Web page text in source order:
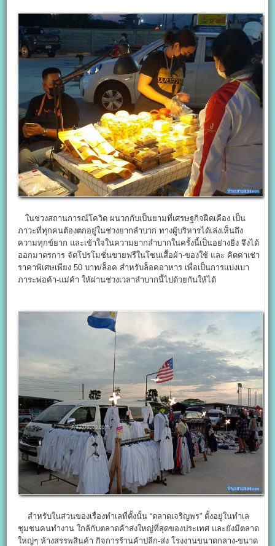
ในช่วงสถานการณ์โควิด ผนวกกับเป็นยามที่เศรษฐกิจฝืดเคือง เป็น
ภาวะที่ทุกคนต้องตกอยู่ในช่วงยากลำบาก ทางผู้บริหารได้เล่งเห็นถึง
ความทุกข์ยาก และเข้าใจในความยากลำบากในครั้งนี้เป็นอย่างยิ่ง จึงได้
ออกมาตรการ จัดโปรโมชั่นขายฟรีในโซนเสื้อผ้า-ของใช้ และ คิดค่าเช่า
ราคาพิเศษเพียง 50 บาท/ล็อค สำหรับล็อคอาหาร เพื่อเป็นการแบ่งเบา
ภาระพ่อค้า-แม่ค้า ให้ผ่านช่วงเวลาลำบากนี้ไปด้วยกันให้ได้
สำหรับในส่วนของเรื่องทำเลที่ตั้งนั้น “ตลาดเจริญพร” ตั้งอยู่ในทำเล
ชุมชนคนทำงาน ใกล้กับตลาดค้าส่งใหญ่ที่สุดของประเทศ และยังมีตลาด
ใหญ่ๆ ห้างสรรพสินค้า กิจการร้านค้าปลีก-ส่ง โรงงานขนาดกลาง-ขนาด